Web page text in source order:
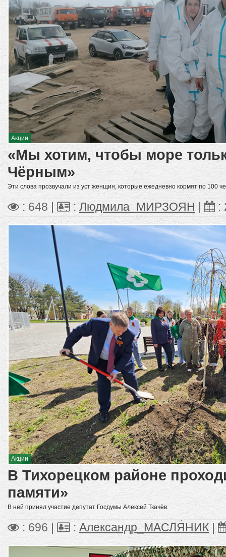
Акции
«Мы хотим, чтобы море
Чёрным»
Эти слова прозвучали из уст женщин, которые ежедневно кормят по 100
: 648 | : Людмила_МИРЗОЯН | :
Акции
В Тихорецком районе
памяти»
В ней принял участие депутат Госдумы Алексей Ткачёв.
: 696 | : Александр_МАСЛЯНИК